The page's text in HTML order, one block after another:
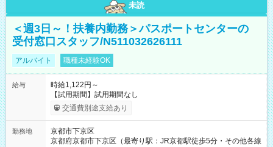
未読
＜週3日～！扶養内勤務＞パスポートセンターの
受付窓口スタッフ/N511032626111
アルバイト 職種未経験OK
給与
時給1,122円～
【試用期間】試用期間なし
交通費別途支給あり
勤務地
京都市下京区
京都府京都市下京区（最寄り駅：JR京都駅徒歩5分・その他各線